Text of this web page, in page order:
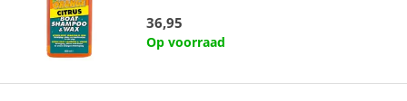
36,95
Op voorraad